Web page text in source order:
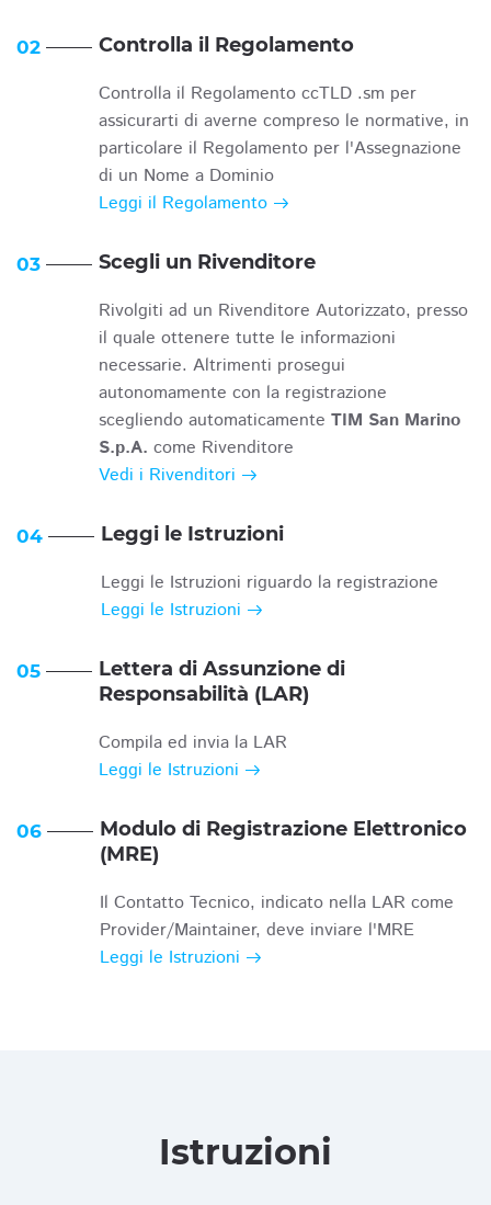
02 Controlla il Regolamento
Controlla il Regolamento ccTLD .sm per
assicurarti di averne compreso le normative, in
particolare il Regolamento per l'Assegnazione
di un Nome a Dominio
Leggi il Regolamento
03 Scegli un Rivenditore
Rivolgiti ad un Rivenditore Autorizzato, presso
il quale ottenere tutte le informazioni
necessarie. Altrimenti prosegui
autonomamente con la registrazione
scegliendo automaticamente TIM San Marino
S.p.A. come Rivenditore
Vedi i Rivenditori
04 Leggi le Istruzioni
Leggi le Istruzioni riguardo la registrazione
Leggi le Istruzioni
05
Lettera di Assunzione di
Responsabilità (LAR)
Compila ed invia la LAR
Leggi le Istruzioni
06
Modulo di Registrazione Elettronico
(MRE)
Il Contatto Tecnico, indicato nella LAR come
Provider/Maintainer, deve inviare l'MRE
Leggi le Istruzioni
Istruzioni